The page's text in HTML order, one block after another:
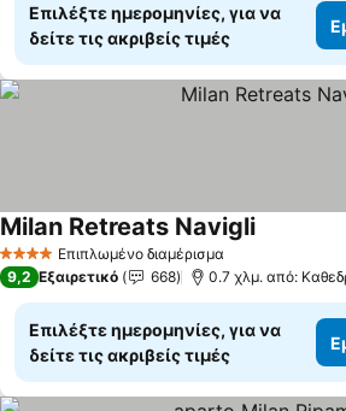
Επιλέξτε ημερομηνίες, για να
δείτε τις ακριβείς τιμές
4 ΑστέριαΕπιπλωμένο διαμέρισμα
Milan Retreats NavigliΕμφάνιση
9,2 Εξαιρετικό 668 0.7 χλμ. από:
Επιλέξτε ημερομηνίες, για να
δείτε τις ακριβείς τιμές